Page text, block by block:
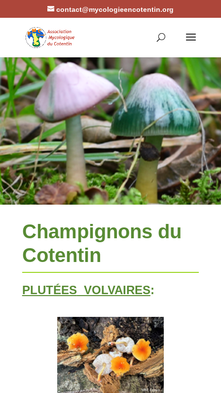
contact@mycologieencotentin.org
Champignons du
Cotentin
PLUTÉES VOLVAIRES: